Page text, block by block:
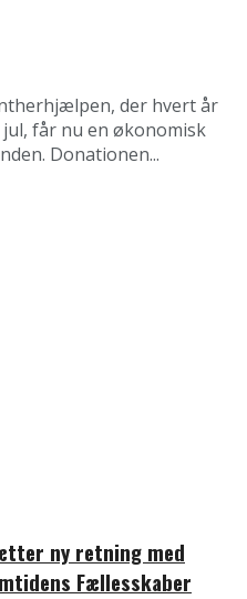
der hvert år
får nu en økonomisk
Donationen...
ny retning med
Fællesskaber